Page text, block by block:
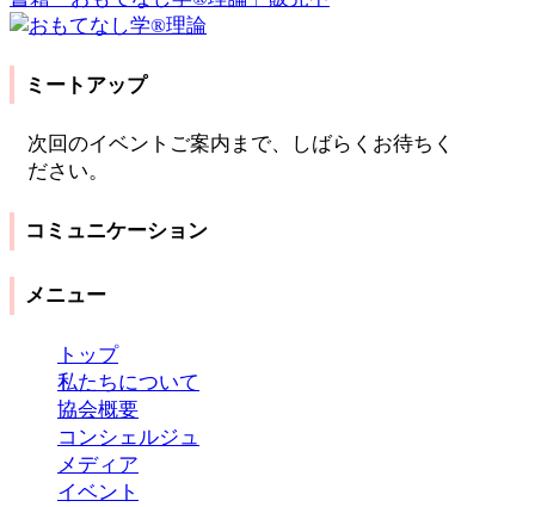
ミートアップ
次回のイベントご案内まで、しばらくお待ちく
ださい。
コミュニケーション
メニュー
トップ
私たちについて
協会概要
コンシェルジュ
メディア
イベント